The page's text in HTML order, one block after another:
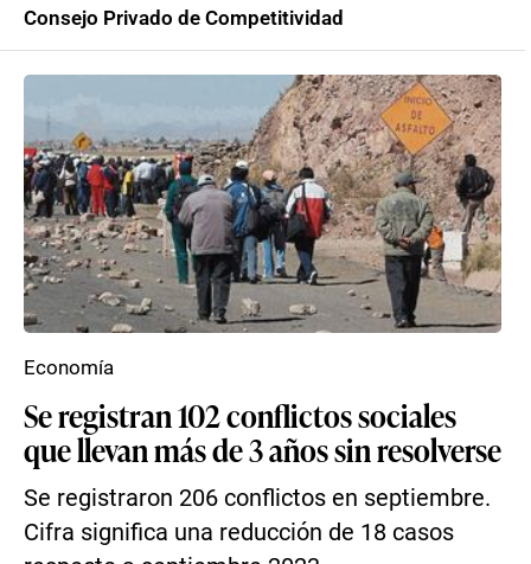
Consejo Privado de Competitividad
Se registran 102 conflictos sociales
que llevan más de 3 años sin resolverse
Se registraron 206 conflictos en septiembre.
Cifra significa una reducción de 18 casos
Economía